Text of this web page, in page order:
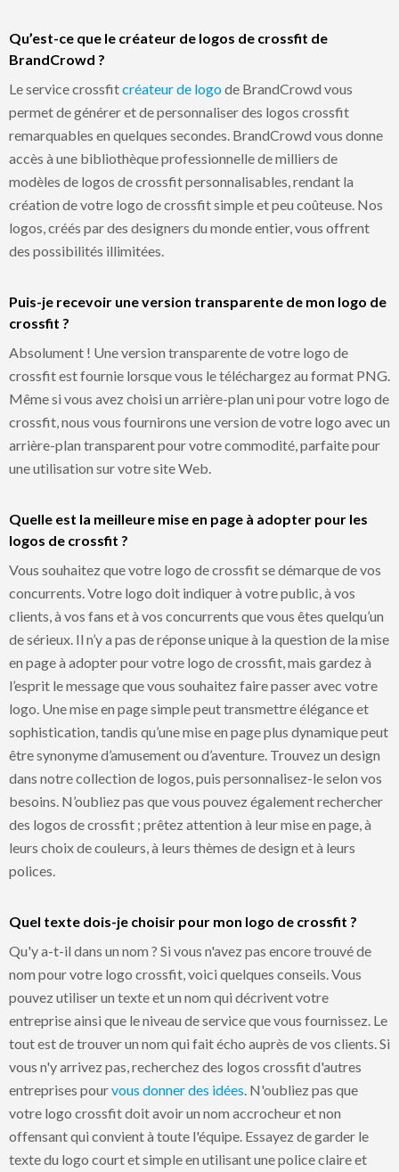
Qu’est-ce que le créateur de logos de crossfit de
BrandCrowd ?
Le service crossfitcréateur de logode BrandCrowd vous
permet de générer et de personnaliser des logos crossfit
remarquables en quelques secondes. BrandCrowd vous donne
accès à une bibliothèque professionnelle de milliers de
modèles de logos de crossfit personnalisables, rendant la
création de votre logo de crossfit simple et peu coûteuse. Nos
logos, créés par des designers du monde entier, vous offrent
des possibilités illimitées.
Puis-je recevoir une version transparente de mon logo de
crossfit ?
Absolument ! Une version transparente de votre logo de
crossfit est fournie lorsque vous le téléchargez au format PNG.
Même si vous avez choisi un arrière-plan uni pour votre logo de
crossfit, nous vous fournirons une version de votre logo avec un
arrière-plan transparent pour votre commodité, parfaite pour
une utilisation sur votre site Web.
Quelle est la meilleure mise en page à adopter pour les
logos de crossfit ?
Vous souhaitez que votre logo de crossfit se démarque de vos
concurrents. Votre logo doit indiquer à votre public, à vos
clients, à vos fans et à vos concurrents que vous êtes quelqu’un
de sérieux. Il n’y a pas de réponse unique à la question de la mise
en page à adopter pour votre logo de crossfit, mais gardez à
l’esprit le message que vous souhaitez faire passer avec votre
logo. Une mise en page simple peut transmettre élégance et
sophistication, tandis qu’une mise en page plus dynamique peut
être synonyme d’amusement ou d’aventure. Trouvez un design
dans notre collection de logos, puis personnalisez-le selon vos
besoins. N’oubliez pas que vous pouvez également rechercher
des logos de crossfit ; prêtez attention à leur mise en page, à
leurs choix de couleurs, à leurs thèmes de design et à leurs
polices.
Quel texte dois-je choisir pour mon logo de crossfit ?
Qu'y a-t-il dans un nom ? Si vous n'avez pas encore trouvé de
nom pour votre logo crossfit, voici quelques conseils. Vous
pouvez utiliser un texte et un nom qui décrivent votre
entreprise ainsi que le niveau de service que vous fournissez. Le
tout est de trouver un nom qui fait écho auprès de vos clients. Si
vous n'y arrivez pas, recherchez des logos crossfit d'autres
entreprises pourvous donner des idées . N'oubliez pas que
votre logo crossfit doit avoir un nom accrocheur et non
offensant qui convient à toute l'équipe. Essayez de garder le
texte du logo court et simple en utilisant une police claire et